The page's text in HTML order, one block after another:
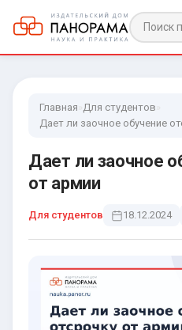
Главная » Для студентов »
Дает ли заочное обучение
Дает ли заочное
от армии
Для студентов 18.12.2024